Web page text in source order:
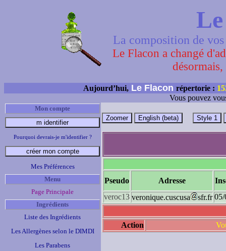
La composition de
Le Flacon a changé
Aujourd’hui, Le Flacon répertorie :
Vous pouvez
Mon compte
Pourquoi devrais-je m'identifier ?
Mes Préférences
Menu
Page Principale
Ingrédients
Liste des Ingrédients
Les Allergènes selon le DIMDI
Les Parabens
Pseudo Adresse
veroc13 veronique.cuscusa sfr.fr 05/
Action